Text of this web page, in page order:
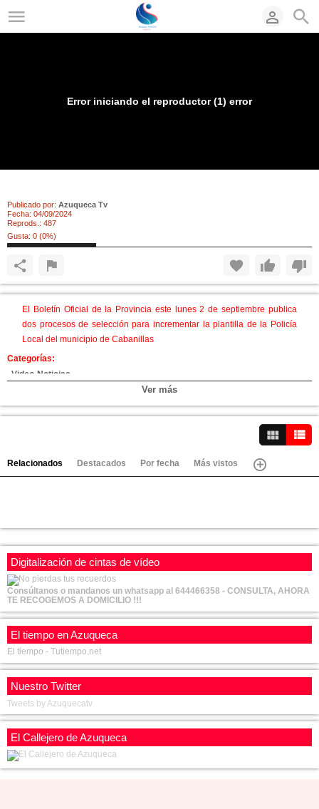
Error iniciando el reproductor (1) error
Publicado por: Azuqueca Tv
Fecha: 04/09/2024
Reprods.: 487
Gusta: 0 (0%)
El Boletín Oficial de la Provincia este lunes 2 de septiembre publica
dos procesos de selección para incrementar la plantilla de la Policía
Local del municipio de Cabanillas
Categorías:
Video-Noticias
Villanueva de la Torre
Azuqueca
Ver más
Relacionados Destacados Por fecha Más vistos
Digitalización de cintas de vídeo
Consúltanos o mandanos un whatsapp al 644466358 - CONSULTA, AHORA
TE RECOGEMOS A DOMICILIO !!!
El tiempo en Azuqueca
El tiempo - Tutiempo.net
Nuestro Twitter
Tweets by Azuquecatv
El Callejero de Azuqueca